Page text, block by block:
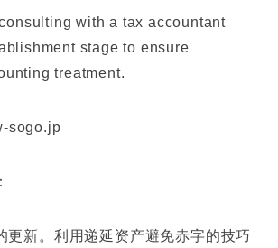
with a tax accountant
stage to ensure
treatment.
sogo.jp
更新。利用递延资产避免赤字的技巧